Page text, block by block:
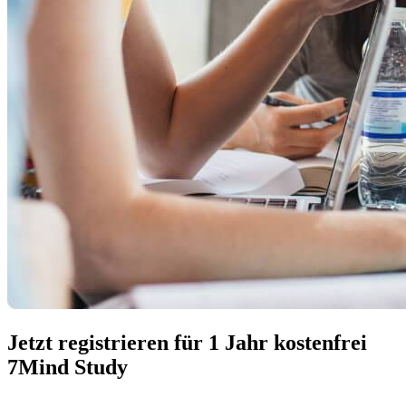
Jetzt registrieren für 1 Jahr kostenfrei
7Mind Study